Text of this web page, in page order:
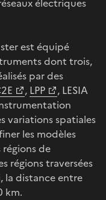
est équipé
dont trois,
par des
, LPP
, LESIA
variations spatiales
les modèles
de
régions traversées
distance entre
km.